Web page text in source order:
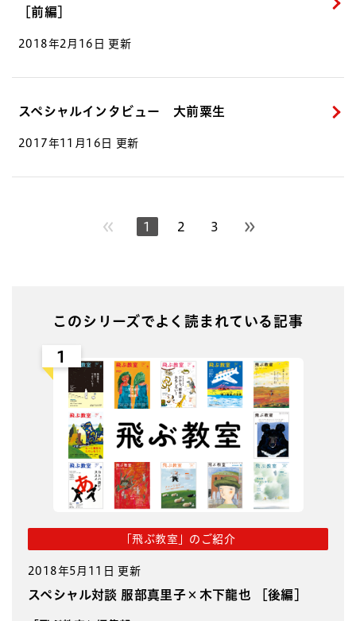
［前編］
2018年2月16日 更新
スペシャルインタビュー 大前粟生
2017年11月16日 更新
1 2 3 次のページへ
このシリーズでよく読まれている記事
1
「飛ぶ教室」のご紹介
2018年5月11日 更新
スペシャル対談 服部真里子×木下龍也 ［後編］